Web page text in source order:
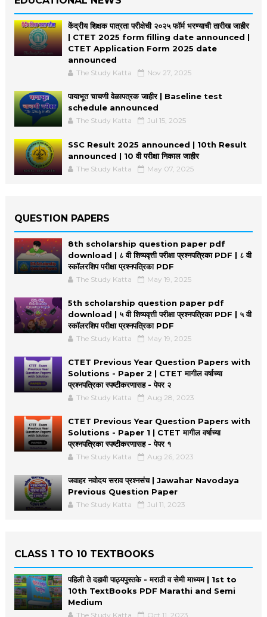
केंद्रीय शिक्षक पात्रता परीक्षेची २०२५ फॉर्म भरण्याची तारीख जाहीर
| CTET 2025 form filling date announced |
CTET Application Form 2025 date
announced
The Study Katta Nov 27, 2025
पायाभूत चाचणी वेळापत्रक जाहीर | Baseline test
schedule announced
The Study Katta Jul 15, 2025
SSC Result 2025 announced | 10th Result
announced | 10 वी परीक्षा निकाल जाहीर
The Study Katta May 07, 2025
QUESTION PAPERS
8th scholarship question paper pdf
download | ८ वी शिष्यवृत्ती परीक्षा प्रश्नपत्रिका PDF | ८ वी
स्कॉलरशिप परीक्षा प्रश्नपत्रिका PDF
The Study Katta May 19, 2025
5th scholarship question paper pdf
download | ५ वी शिष्यवृत्ती परीक्षा प्रश्नपत्रिका PDF | ५ वी
स्कॉलरशिप परीक्षा प्रश्नपत्रिका PDF
The Study Katta May 19, 2025
CTET Previous Year Question Papers with
Solutions - Paper 2 | CTET मागील वर्षाच्या
प्रश्नपत्रिका स्पष्टीकरणासह - पेपर २
The Study Katta Aug 28, 2023
CTET Previous Year Question Papers with
Solutions - Paper 1 | CTET मागील वर्षाच्या
प्रश्नपत्रिका स्पष्टीकरणासह - पेपर १
The Study Katta Aug 26, 2023
जवाहर नवोदय सराव प्रश्नसंच | Jawahar Navodaya
Previous Question Paper
The Study Katta Jul 11, 2023
CLASS 1 TO 10 TEXTBOOKS
पहिली ते दहावी पाठ्यपुस्तके - मराठी व सेमी माध्यम | 1st to
10th TextBooks PDF Marathi and Semi
Medium
The Study Katta Oct 11, 2023